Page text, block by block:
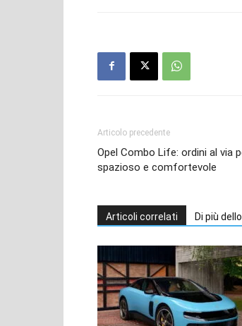
Articolo precedente
Opel Combo Life: ordini al via
spazioso e comfortevole
Articoli correlati Di più